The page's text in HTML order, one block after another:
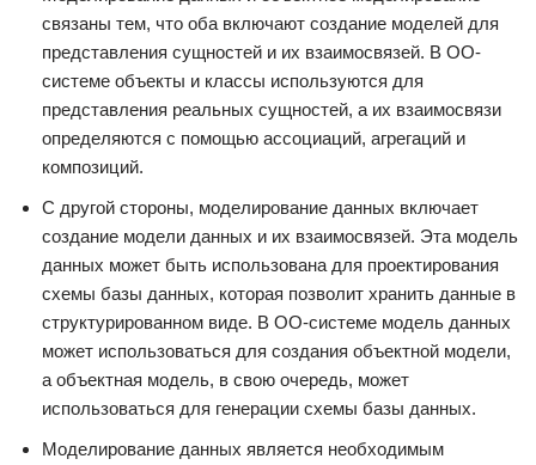
связаны тем, что оба включают создание моделей для
представления сущностей и их взаимосвязей. В ОО-
системе объекты и классы используются для
представления реальных сущностей, а их взаимосвязи
определяются с помощью ассоциаций, агрегаций и
композиций.
С другой стороны, моделирование данных включает
создание модели данных и их взаимосвязей. Эта модель
данных может быть использована для проектирования
схемы базы данных, которая позволит хранить данные в
структурированном виде. В ОО-системе модель данных
может использоваться для создания объектной модели,
а объектная модель, в свою очередь, может
использоваться для генерации схемы базы данных.
Моделирование данных является необходимым